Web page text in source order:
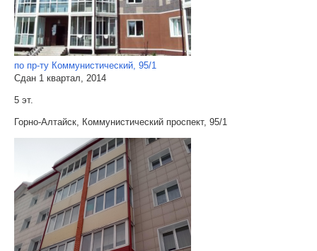
по пр-ту Коммунистический, 95/1
Сдан 1 квартал, 2014
5 эт.
Горно-Алтайск, Коммунистический проспект, 95/1